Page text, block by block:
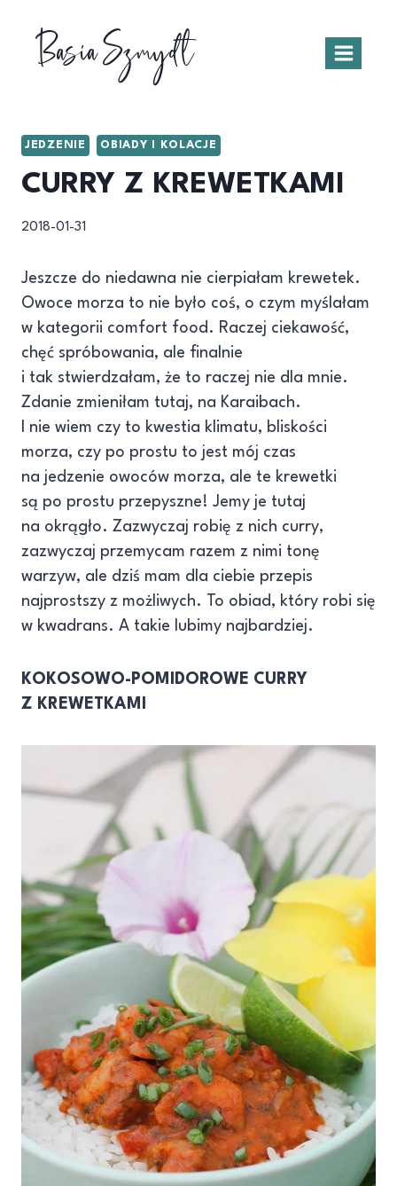
treściBasia Szmydt
JEDZENIE OBIADY I KOLACJE
CURRY Z KREWETKAMI
2018-01-31
Jeszcze do niedawna nie cierpiałam krewetek.
Owoce morza to nie było coś, o czym myślałam
w kategorii comfort food. Raczej ciekawość,
chęć spróbowania, ale finalnie
i tak stwierdzałam, że to raczej nie dla mnie.
Zdanie zmieniłam tutaj, na Karaibach.
I nie wiem czy to kwestia klimatu, bliskości
morza, czy po prostu to jest mój czas
na jedzenie owoców morza, ale te krewetki
są po prostu przepyszne! Jemy je tutaj
na okrągło. Zazwyczaj robię z nich curry,
zazwyczaj przemycam razem z nimi tonę
warzyw, ale dziś mam dla ciebie przepis
najprostszy z możliwych. To obiad, który robi się
w kwadrans. A takie lubimy najbardziej.
KOKOSOWO-POMIDOROWE CURRY
Z KREWETKAMI